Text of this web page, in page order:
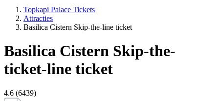
Topkapi Palace Tickets
Attracties
Basilica Cistern Skip-the-line ticket
Basilica Cistern Skip-the-
ticket-line ticket
4.6 (6439)